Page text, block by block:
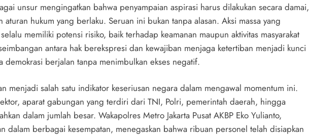
unsur mengingatkan bahwa penyampaian aspirasi harus dilakukan secara damai,
hukum yang berlaku. Seruan ini bukan tanpa alasan. Aksi massa yang
memiliki potensi risiko, baik terhadap keamanan maupun aktivitas masyarakat
antara hak berekspresi dan kewajiban menjaga ketertiban menjadi kunci
demokrasi berjalan tanpa menimbulkan ekses negatif.
menjadi salah satu indikator keseriusan negara dalam mengawal momentum ini.
aparat gabungan yang terdiri dari TNI, Polri, pemerintah daerah, hingga
dalam jumlah besar. Wakapolres Metro Jakarta Pusat AKBP Eko Yulianto,
dalam berbagai kesempatan, menegaskan bahwa ribuan personel telah disiapkan